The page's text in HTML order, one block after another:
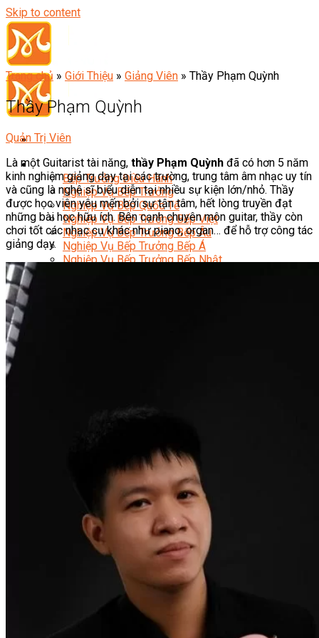
Skip to content
Đầu Bếp
Bếp Trưởng Điều Hành
Nghiệp Vụ Bếp Trưởng
Nghiệp Vụ Bếp Quốc Tế
Nghiệp Vụ Bếp Trưởng Bếp Việt
Nghiệp Vụ Bếp Trưởng Bếp Âu
Nghiệp Vụ Bếp Trưởng Bếp Á
Nghiệp Vụ Bếp Trưởng Bếp Nhật
Master Class
Bếp Gia Đình
Chuyên Đề Bếp Nóng
Khởi Sự Kinh Doanh Ngành F&B
Khởi Sự Kinh Doanh Nhà Hàng
Bí Quyết Kinh Doanh và Vận Hành Mô Hình Ẩm
Video Dạy Nấu Ăn
Nghiệp Vụ Bar Trưởng
Nghiệp Vụ Bartender Chuyên Nghiệp
Nghiệp Vụ Barista Chuyên Nghiệp
Nghiệp Vụ Flair Bartending Chuyên Nghiệp
Nghiệp Vụ Pha Chế Đặc Biệt
Nghiệp Vụ Pha Chế Tổng Hợp
Nghiệp Vụ Quản Lý Bar
Trang chủ » Giới Thiệu » Giảng Viên » Thầy Phạm Quỳnh
Thầy Phạm Quỳnh
Quản Trị Viên
Là một Guitarist tài năng, thầy Phạm Quỳnh đã có hơn 5 năm
kinh nghiệm giảng dạy tại các trường, trung tâm âm nhạc uy tín
và cũng là nghệ sĩ biểu diễn tại nhiều sự kiện lớn/nhỏ. Thầy
được học viên yêu mến bởi sự tận tâm, hết lòng truyền đạt
những bài học hữu ích. Bên cạnh chuyên môn guitar, thầy còn
chơi tốt các nhạc cụ khác như piano, organ… để hỗ trợ công tác
giảng dạy.